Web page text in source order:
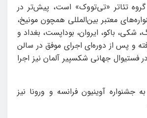
گروه تئاتر «تی‌تووک» است، پیش‌تر در
معتبر بین‌المللی همچون مونیخ،
شکی، باکو، ایروان، بوداپست، بغداد و
و پس از دوره‌ای اجرای موفق در سالن
فستیوال جهانی شکسپیر آلمان نیز اجرا
جشنواره آوینیون فرانسه و ورونا نیز